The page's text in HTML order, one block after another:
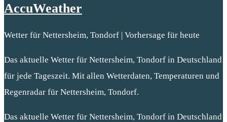
AccuWeather
Wetter für Nettersheim, Tondorf | Vorhersage für heute
Das aktuelle Wetter für Nettersheim, Tondorf in Deutschland
für jede Tageszeit. Mit allen Wetterdaten, Temperaturen und
Regenradar für Nettersheim, Tondorf.
Das aktuelle Wetter für Nettersheim, Tondorf in Deutschland